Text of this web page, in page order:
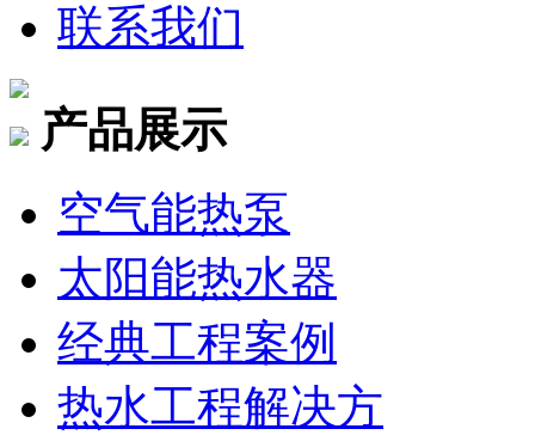
联系我们
产品展示
空气能热泵
太阳能热水器
经典工程案例
热水工程解决方